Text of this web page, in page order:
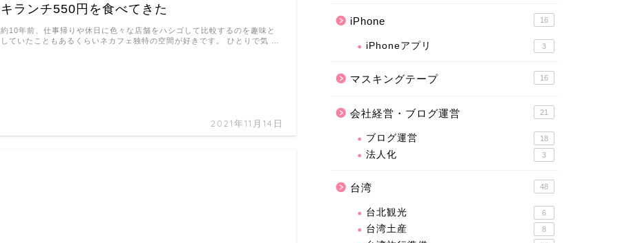
キランチ550円を食べてきた
2021年11月14日
約10年前、仕事帰りや休日に色々な店舗をハシゴして比較するのを趣味と
していたこともあるくらいネカフェ独特の空間が好きです。 ひとりで気 …
iPhone 16
iPhoneアプリ 3
マスキングテープ 16
会社経営・ブログ運営 21
ブログ運営 18
法人化 3
台湾 48
台北観光 6
台湾土産 8